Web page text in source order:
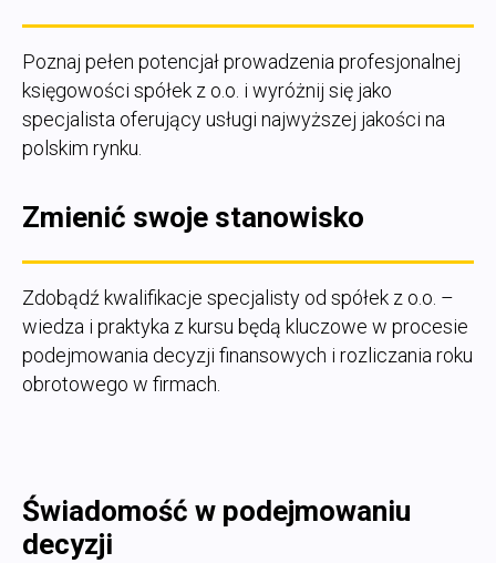
Poznaj pełen potencjał prowadzenia profesjonalnej
księgowości spółek z o.o. i wyróżnij się jako
specjalista oferujący usługi najwyższej jakości na
polskim rynku.
Zmienić swoje stanowisko
Zdobądź kwalifikacje specjalisty od spółek z o.o. –
wiedza i praktyka z kursu będą kluczowe w procesie
podejmowania decyzji finansowych i rozliczania roku
obrotowego w firmach.
Świadomość w podejmowaniu
decyzji